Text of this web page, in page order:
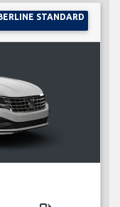
STANDARD